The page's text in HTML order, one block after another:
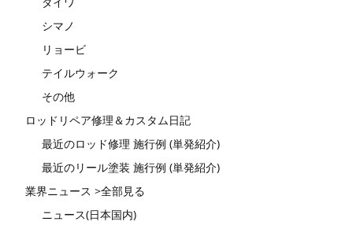
シマノ
リョービ
テイルウォーク
その他
ロッドリペア修理＆カスタム日記
最近のロッド修理 施行例 (単発紹介)
最近のリール塗装 施行例 (単発紹介)
業界ニュース >全部見る
ニュース(日本国内)